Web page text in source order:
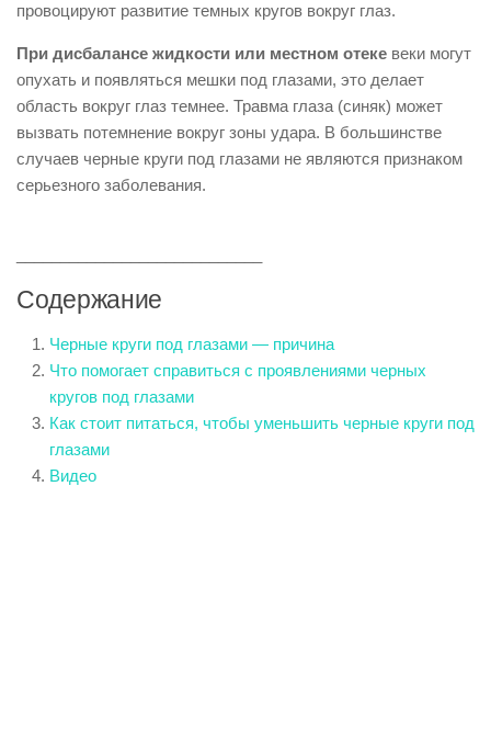
провоцируют развитие темных кругов вокруг глаз.
При дисбалансе жидкости или местном отеке веки могут
опухать и появляться мешки под глазами, это делает
область вокруг глаз темнее. Травма глаза (синяк) может
вызвать потемнение вокруг зоны удара. В большинстве
случаев черные круги под глазами не являются признаком
серьезного заболевания.
Содержание
Черные круги под глазами — причина
Что помогает справиться с проявлениями черных
кругов под глазами
Как стоит питаться, чтобы уменьшить черные круги под
глазами
Видео